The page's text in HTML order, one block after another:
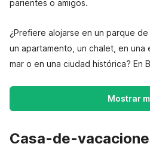
parientes o amigos.
¿Prefiere alojarse en un parque de
un apartamento, un chalet, en una
mar o en una ciudad histórica? En
Mostrar
Casa-de-